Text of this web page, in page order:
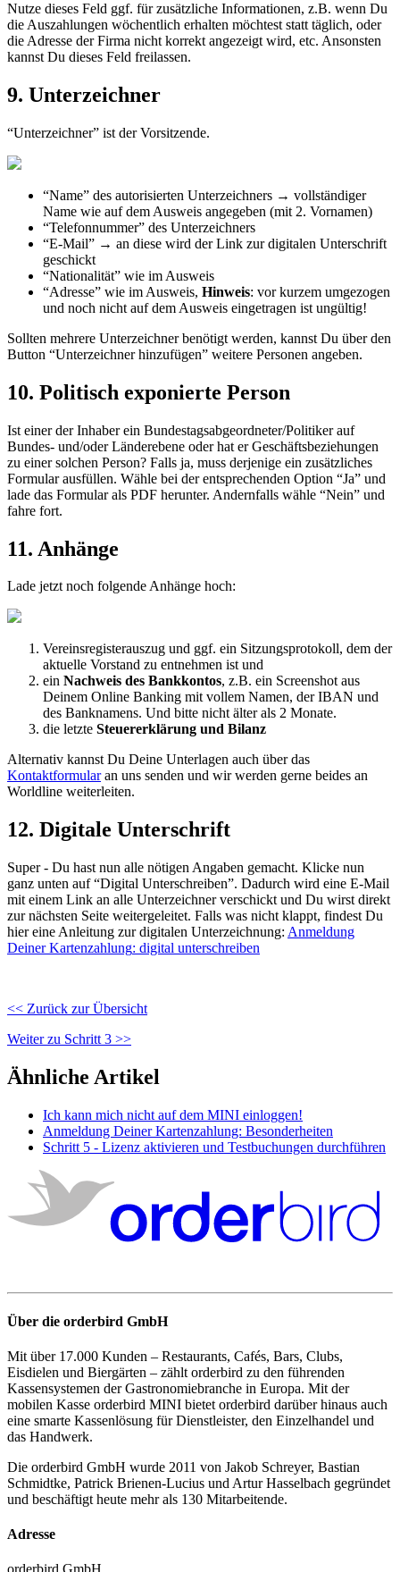
Nutze dieses Feld ggf. für zusätzliche Informationen, z.B. wenn Du
die Auszahlungen wöchentlich erhalten möchtest statt täglich, oder
die Adresse der Firma nicht korrekt angezeigt wird, etc. Ansonsten
kannst Du dieses Feld freilassen.
9. Unterzeichner
“Unterzeichner” ist der Vorsitzende.
“Name” des autorisierten Unterzeichners → vollständiger
Name wie auf dem Ausweis angegeben (mit 2. Vornamen)
“Telefonnummer” des Unterzeichners
“E-Mail” → an diese wird der Link zur digitalen Unterschrift
geschickt
“Nationalität” wie im Ausweis
“Adresse” wie im Ausweis, Hinweis: vor kurzem umgezogen
und noch nicht auf dem Ausweis eingetragen ist ungültig!
Sollten mehrere Unterzeichner benötigt werden, kannst Du über den
Button “Unterzeichner hinzufügen” weitere Personen angeben.
10. Politisch exponierte Person
Ist einer der Inhaber ein Bundestagsabgeordneter/Politiker auf
Bundes- und/oder Länderebene oder hat er Geschäftsbeziehungen
zu einer solchen Person? Falls ja, muss derjenige ein zusätzliches
Formular ausfüllen. Wähle bei der entsprechenden Option “Ja” und
lade das Formular als PDF herunter. Andernfalls wähle “Nein” und
fahre fort.
11. Anhänge
Lade jetzt noch folgendeAnhänge hoch:
Vereinsregisterauszug und ggf. ein Sitzungsprotokoll, dem der
aktuelle Vorstand zu entnehmen ist und
ein Nachweis des Bankkontos, z.B. ein Screenshot aus
Deinem Online Banking mit vollem Namen, der IBAN und
des Banknamens. Und bitte nicht älter als 2 Monate.
die letzte Steuererklärung und Bilanz
Alternativ kannst Du Deine Unterlagen auch über das
Kontaktformular an uns senden und wir werden gerne beides an
Worldline weiterleiten.
12. Digitale Unterschrift
Super - Du hast nun alle nötigen Angaben gemacht. Klicke nun
ganz unten auf “Digital Unterschreiben”. Dadurch wird eine E-Mail
mit einem Link an alle Unterzeichner verschickt und Du wirst direkt
zur nächsten Seite weitergeleitet. Falls was nicht klappt, findest Du
hier eine Anleitung zur digitalen Unterzeichnung: Anmeldung
Deiner Kartenzahlung: digital unterschreiben
<< Zurück zur Übersicht
Weiter zu Schritt 3 >>
Ähnliche Artikel
Ich kann mich nicht auf dem MINI einloggen!
Anmeldung Deiner Kartenzahlung: Besonderheiten
Schritt 5 - Lizenz aktivieren und Testbuchungen durchführen
Über die orderbird GmbH
Mit über 17.000 Kunden – Restaurants, Cafés, Bars, Clubs,
Eisdielen und Biergärten – zählt orderbird zu den führenden
Kassensystemen der Gastronomiebranche in Europa. Mit der
mobilen Kasse orderbird MINI bietet orderbird darüber hinaus auch
eine smarte Kassenlösung für Dienstleister, den Einzelhandel und
das Handwerk.
Die orderbird GmbH wurde 2011 von Jakob Schreyer, Bastian
Schmidtke, Patrick Brienen-Lucius und Artur Hasselbach gegründet
und beschäftigt heute mehr als 130 Mitarbeitende.
Adresse